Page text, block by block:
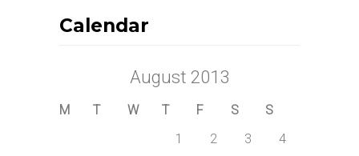
Calendar
August 2013
M T W T F S
S
1
2 3 4